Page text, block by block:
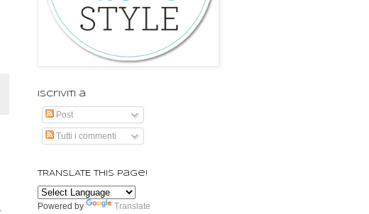
Iscriviti a
Post
Tutti i commenti
TRANSLATE this page!
Powered by Translate